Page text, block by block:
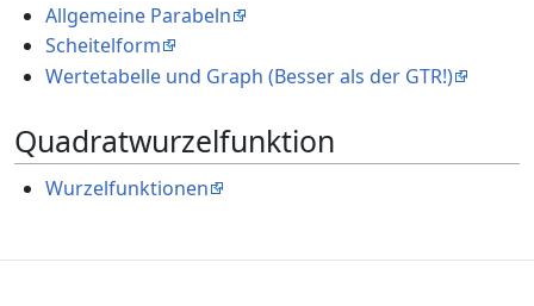
Allgemeine Parabeln
Scheitelform
Wertetabelle und Graph (Besser als der GTR!)
Quadratwurzelfunktion
Wurzelfunktionen